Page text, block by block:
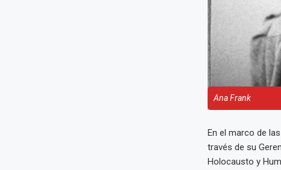
Ana Frank
En el marco de
través de su
Holocausto y